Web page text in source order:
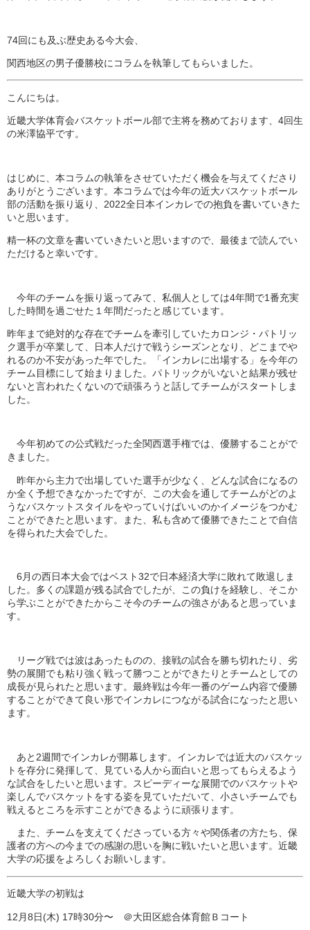
74回にも及ぶ歴史ある今大会、
関西地区の男子優勝校にコラムを執筆してもらいました。
こんにちは。
近畿大学体育会バスケットボール部で主将を務めております、 4回生
の米澤協平です。
はじめに、 本コラムの執筆をさせていただく機会を与えてくださり
ありがとう ございます。 本コラムでは今年の近大バスケットボール
部の活動を振り返り、 2022全日本インカレでの抱負を書いていきた
いと思います。
精一杯の文章を書いていきたいと思いますので、 最後まで読んでい
ただけると幸いです。
今年のチームを振り返ってみて、 私個人としては4年間で1番充実
した時間を過ごせた１年間だった と感じています。
昨年まで絶対的な存在でチームを牽引していたカロンジ・ パトリッ
ク選手が卒業して、日本人だけで戦うシーズンとなり、
どこまでや
れるのか不安があった年でした。「インカレに出場する」を今年の
チーム目標にして始まりました。 パトリックがいないと結果が残せ
ないと言われたくないので頑張ろ うと話してチームがスタートしま
した。
今年初めての公式戦だった全関西選手権では、 優勝することがで
きました。
昨年から主力で出場していた選手が少なく、
どんな試合になるの
か全く予想できなかったですが、
この大会を通してチームがどのよ
うなバスケットスタイルをやっていけばいいのかイメージをつかむ
ことができたと思います。また、 私も含めて優勝できたことで自信
を得られた大会でした。
6月の西日本大会ではベスト32で日本経済大学に敗れて敗退しま
した。多くの課題が残る試合でしたが、この負けを経験し、 そこか
ら学ぶことができたからこそ今のチームの強さがあると思っていま
す。
リーグ戦では波はあったものの、接戦の試合を勝ち切れたり、 劣
勢の展開でも粘り強く戦って勝つことができたりとチームとしての
成長が見られたと思います。 最終戦は今年一番のゲーム内容で優勝
することができて良い形でイ ンカレにつながる試合になったと思い
ます。
あと2週間でインカレが開幕します。 インカレでは近大のバスケッ
トを存分に発揮して、
見ている人から面白いと思ってもらえるよう
な試合をしたいと思います。
スピーディーな展開でのバスケットや
楽しんでバスケットをする姿を見ていただいて、 小さいチームでも
戦えるところを示すことができるように頑張ります。
また、チームを支えてくださっている方々や関係者の方たち、 保
護者の方への今までの感謝の思いを胸に戦いたいと思います。 近畿
大学の応援をよろしくお願いします。
近畿大学の初戦は
12月8日(木) 17時30分〜 ＠大田区総合体育館Ｂコート